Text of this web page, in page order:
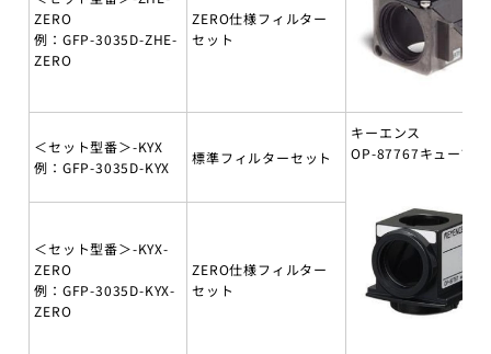
ZERO
例：GFP-3035D-ZHE-
ZERO
ZERO仕様フィルター
セット
＜セット型番＞-KYX
例：GFP-3035D-KYX
標準フィルターセット
キーエンス
OP-87767キューブ付
＜セット型番＞-KYX-
ZERO
例：GFP-3035D-KYX-
ZERO
ZERO仕様フィルター
セット